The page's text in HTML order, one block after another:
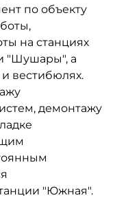
по объекту
на станциях
"Шушары", а
вестибюлях.
демонтажу
"Южная".